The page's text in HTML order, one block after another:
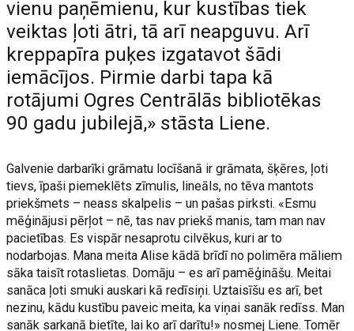
vienu paņēmienu, kur kustības tiek
veiktas ļoti ātri, tā arī neapguvu. Arī
kreppapīra puķes izgatavot šādi
iemācījos. Pirmie darbi tapa kā
rotājumi Ogres Centrālās bibliotēkas
90 gadu jubilejā,» stāsta Liene.
Galvenie darbarīki grāmatu locīšanā ir grāmata, šķēres, ļoti
tievs, īpaši piemeklēts zīmulis, lineāls, no tēva mantots
priekšmets – neass skalpelis – un pašas pirksti. «Esmu
mēģinājusi pērļot – nē, tas nav priekš manis, tam man nav
pacietības. Es vispār nesaprotu cilvēkus, kuri ar to
nodarbojas. Mana meita Alise kādā brīdī no polimēra māliem
sāka taisīt rotaslietas. Domāju – es arī pamēģināšu. Meitai
sanāca ļoti smuki auskari kā redīsiņi. Uztaisīšu es arī, bet
nezinu, kādu kustību paveic meita, ka viņai sanāk redīss. Man
sanāk sarkanā bietīte, lai ko arī darītu!» nosmej Liene. Tomēr